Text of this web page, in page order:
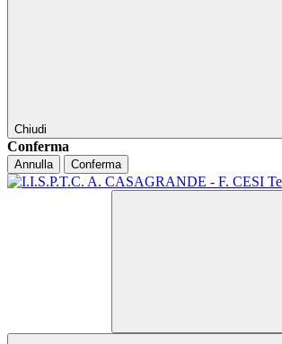
Chiudi
Conferma
Annulla Conferma